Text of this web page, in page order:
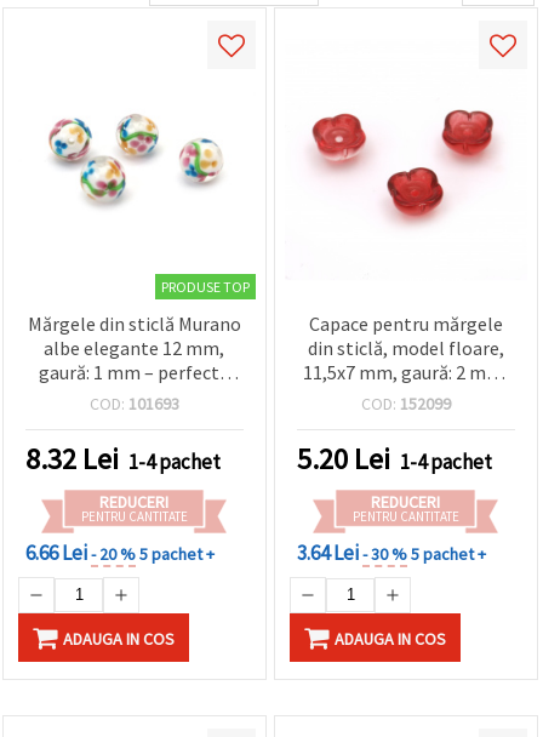
mai
analiză și
marketing.
"acceptati
toate!" Sau
indicați
selectând
un tip de
cookie -uri
făcând clic
pe butonul
"Salvați"
Аcceptati
toate!
Setări
PRODUSE TOP
Mărgele din sticlă Murano
albe elegante 12 mm,
gaură: 1 mm – perfecte
pentru bijuterii, accesorii
COD: 101693
8.32 Lei 1-4 pachet
REDUCERI
PENTRU CANTITATE
6.66 Lei- 20 %5 pachet +
ADAUGA IN COS
Capace pentru mărgele
din sticlă, model floare,
11,5x7 mm, gaură: 2 mm,
roșu - 10 bucăți
COD: 152099
5.20 Lei 1-4 pachet
REDUCERI
PENTRU CANTITATE
3.64 Lei- 30 %5 pachet +
ADAUGA IN COS